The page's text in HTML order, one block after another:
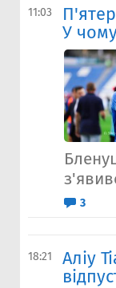
11:03
У
3
18:21
Аліу